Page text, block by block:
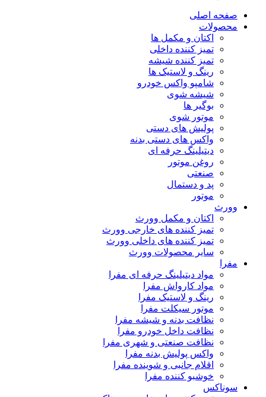
صفحه اصلی
محصولات
اکتان و مکمل ها
تمیز کننده داخلی
تمیز کننده شیشه
رینگ و لاستیک ها
شامپو واکس خودرو
شیشه شوی
بوگیر ها
موتور شوی
پولیش های دستی
واکس های دستی بدنه
دیتیلینگ حرفه ای
روغن موتور
صنعتی
پد و دستمال
موتور
وورث
اکتان و مکمل وورث
تمیز کننده های خارجی وورث
تمیز کننده های داخلی وورث
سایر محصولات وورث
مفرا
مواد دیتیلینگ حرفه ای مفرا
مواد کارواش مفرا
رینگ و لاستیک مفرا
موتور سیکلت مفرا
نظافت بدنه و شیشه مفرا
نظافت داخل خودرو مفرا
نظافت صنعتی و شهری مفرا
واکس پولیش بدنه مفرا
اقلام جانبی و شوینده مفرا
خوشبو کننده مفرا
سوناکس